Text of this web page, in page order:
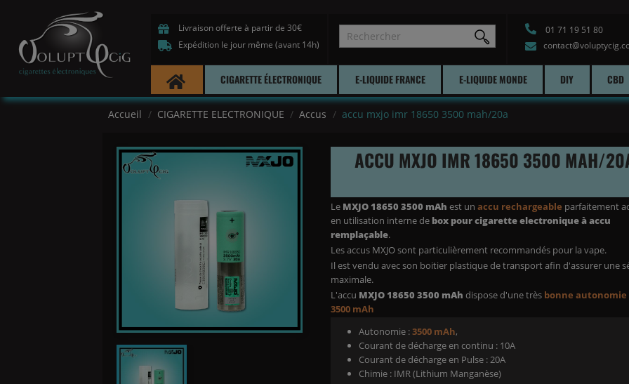
Livraison offerte à partir de 30€
Expédition le jour même (avant 14h)
01 71 19 51 80
CIGARETTE ÉLECTRONIQUE E-LIQUIDE FRANCE E-LIQUIDE MONDE DIY CBD
Accueil CIGARETTE ELECTRONIQUE Accus accu mxjo imr 18650 3500 mah/20a
ACCU MXJO IMR 18650 3500 MAH/
Le MXJO 18650 3500 mAh est unaccu rechargeable parfaitement
en utilisation interne de box pour cigarette electronique à accu
remplaçable.
Les accus MXJO sont particulièrement recommandés pour la vape.
Il est vendu avec son boitier plastique de transport afin d'assurer une
maximale.
L'accu MXJO 18650 3500 mAh dispose d'une très bonne autonomie
3500 mAh
Autonomie :3500 mAh,
Courant de décharge en continu : 10A
Courant de décharge en Pulse : 20A
Chimie : IMR (Lithium Manganèse)